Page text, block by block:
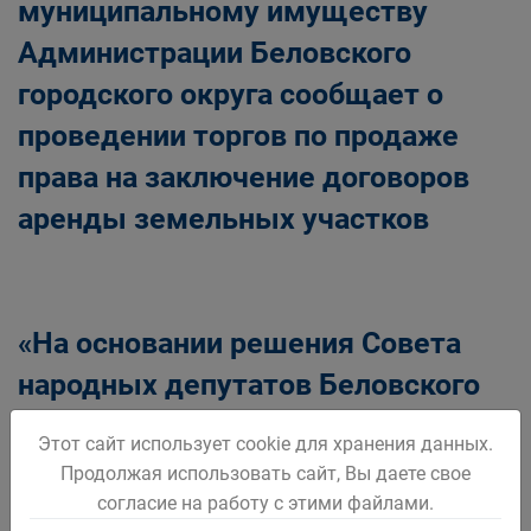
муниципальному имуществу
Администрации Беловского
городского округа сообщает о
проведении торгов по продаже
права на заключение договоров
аренды земельных участков
«На основании решения Совета
народных депутатов Беловского
№52/278, Управление по
земельным ресурсам и
Этот сайт использует cookie для хранения данных.
Продолжая использовать сайт, Вы даете свое
согласие на работу с этими файлами.